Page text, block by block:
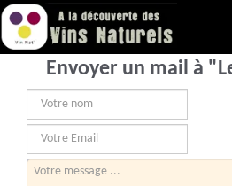
Envoyer un mail à